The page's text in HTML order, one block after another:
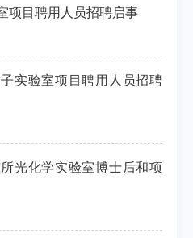
项目聘用人员招聘启事
实验室项目聘用人员招聘
光化学实验室博士后和项